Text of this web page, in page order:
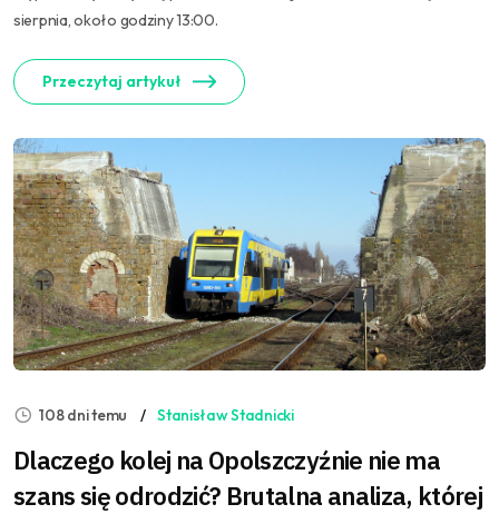
sierpnia, około godziny 13:00.
Przeczytaj artykuł
108 dni temu Stanisław Stadnicki
Dlaczego kolej na Opolszczyźnie nie ma
szans się odrodzić? Brutalna analiza, której